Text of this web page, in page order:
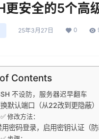
更安全的5个高
25年3月27日 0
Contents
不设防，服务器迟早翻车
默认端口（从22改到更隐蔽）
✅ 修改方法：
密码登录，启用密钥认证（防